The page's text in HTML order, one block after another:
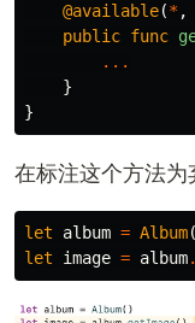
@available(*,
public func
...
}
}
在标注这个方法为
let album = Album
let
image = album.